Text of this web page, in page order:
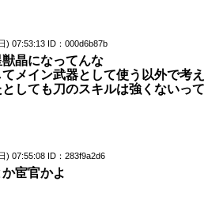
) 07:53:13 ID：000d6b87b
晶になってんな
メイン武器として使う以外で考え
しても刀のスキルは強くないって
) 07:55:08 ID：283f9a2d6
宦官かよ